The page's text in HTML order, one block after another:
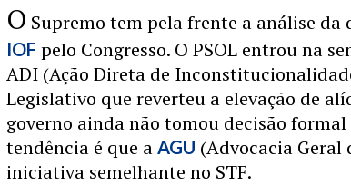
O Supremo tem pela frente a análise
IOF pelo Congresso. O PSOL entrou na
ADI (Ação Direta de
Legislativo que reverteu a elevação de
governo ainda não tomou decisão formal
tendência é que aAGU (Advocacia Geral
iniciativa semelhante no STF.